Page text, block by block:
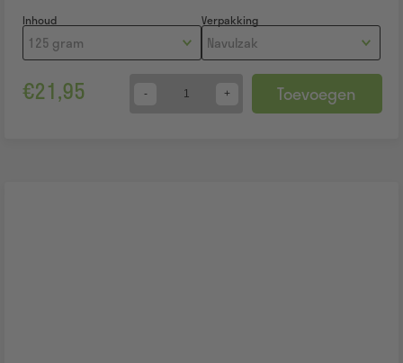
Inhoud Verpakking
€21,95 Quantity Toevoegen